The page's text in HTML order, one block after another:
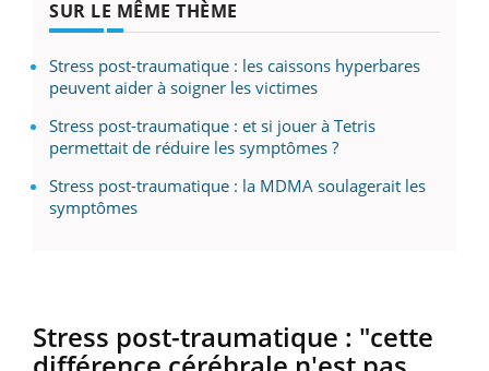
SUR LE MÊME THÈME
Stress post-traumatique : les caissons hyperbares
peuvent aider à soigner les victimes
Stress post-traumatique : et si jouer à Tetris
permettait de réduire les symptômes ?
Stress post-traumatique : la MDMA soulagerait les
symptômes
Stress post-traumatique : "cette